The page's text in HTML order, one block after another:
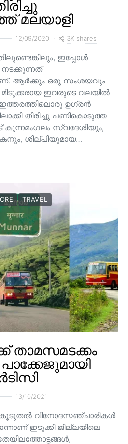
മലയാളി
12/09/2020 3K shares
ഇപ്പോൾ
ആർക്കും ഒരു സംശയവും
മിടുക്കരായ ഇവരുടെ വലയിൽ
ഇത്തരത്തിലൊരു ഉഗ്രൻ
തിരിച്ചു പണികൊടുത്ത
കുന്നമംഗലം സ്വദേശിയും,
ശില്പിയുമായ…
TRAVEL
താമസമടക്കം
പാക്കേജുമായി
13/10/2021
കൂടുതൽ വിനോദസഞ്ചാരികൾ
ഇടുക്കി ജില്ലയിലെ